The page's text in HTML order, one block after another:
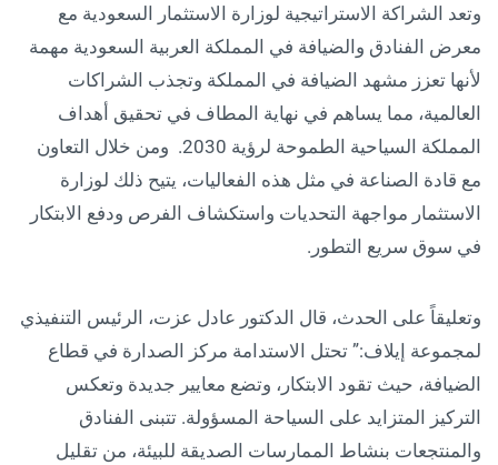
وتعد الشراكة الاستراتيجية لوزارة الاستثمار السعودية مع
معرض الفنادق والضيافة في المملكة العربية السعودية مهمة
لأنها تعزز مشهد الضيافة في المملكة وتجذب الشراكات
العالمية، مما يساهم في نهاية المطاف في تحقيق أهداف
المملكة السياحية الطموحة لرؤية 2030. ومن خلال التعاون
مع قادة الصناعة في مثل هذه الفعاليات، يتيح ذلك لوزارة
الاستثمار مواجهة التحديات واستكشاف الفرص ودفع الابتكار
في سوق سريع التطور.
وتعليقاً على الحدث، قال الدكتور عادل عزت، الرئيس التنفيذي
لمجموعة إيلاف:” تحتل الاستدامة مركز الصدارة في قطاع
الضيافة، حيث تقود الابتكار، وتضع معايير جديدة وتعكس
التركيز المتزايد على السياحة المسؤولة. تتبنى الفنادق
والمنتجعات بنشاط الممارسات الصديقة للبيئة، من تقليل